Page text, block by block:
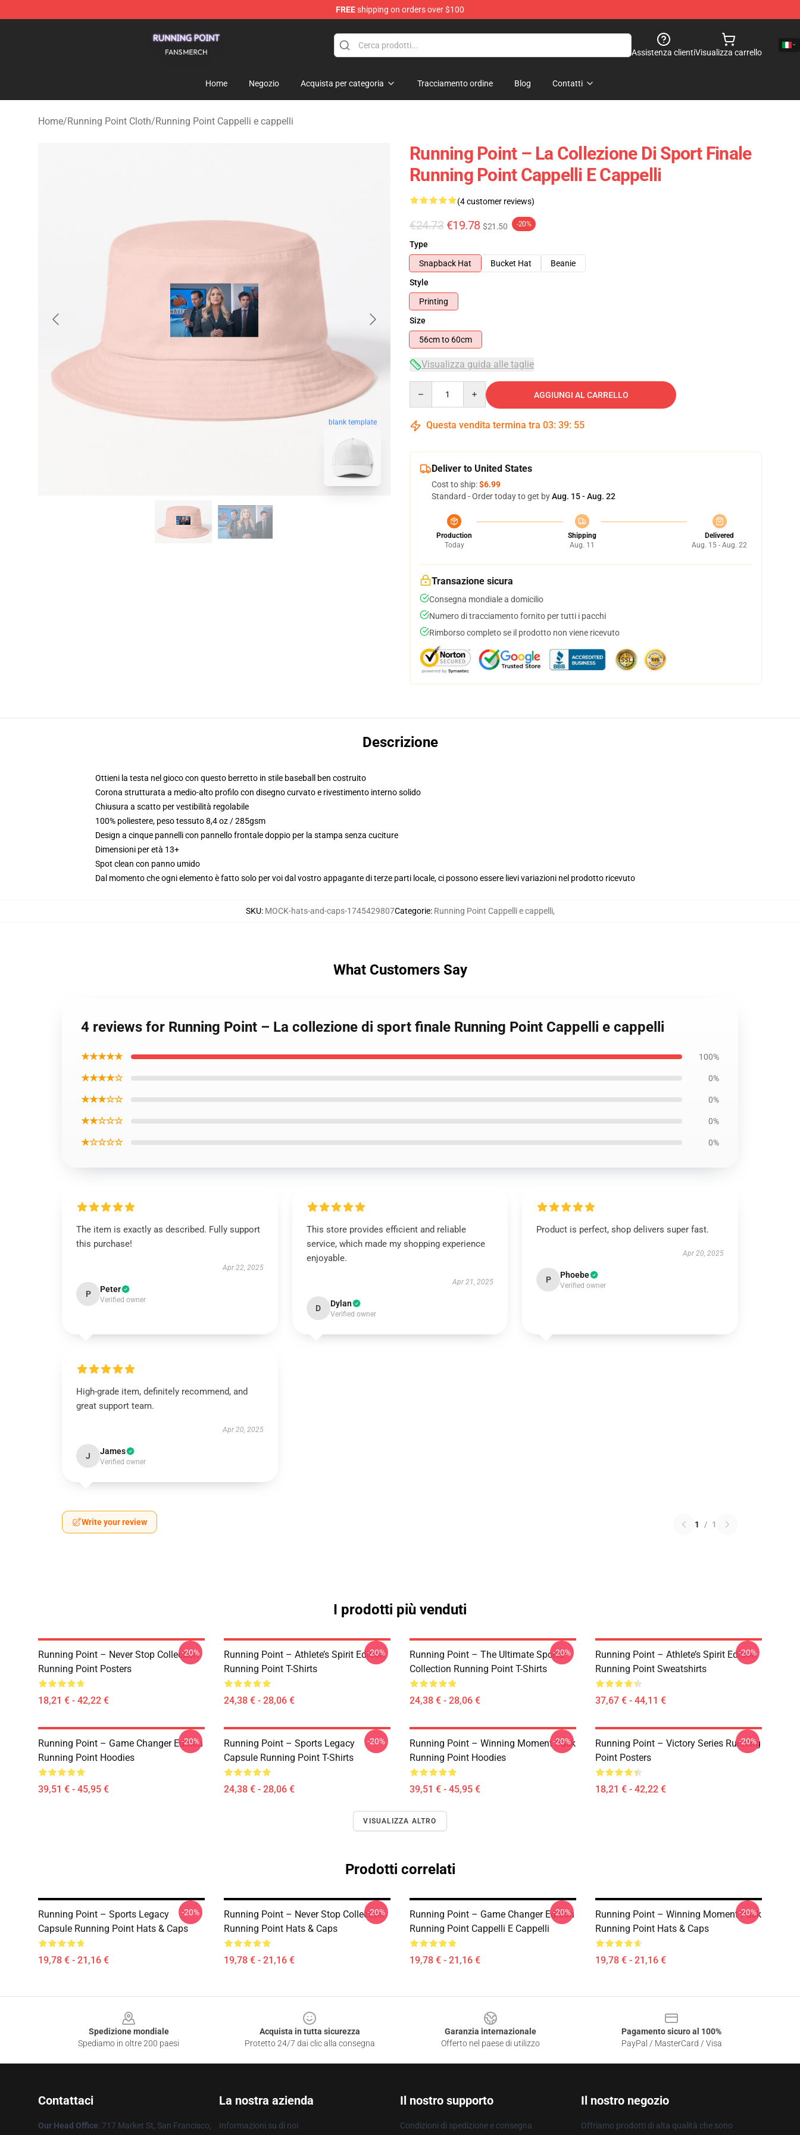
FREEshipping on orders over $100
Assistenza clientiVisualizza carrello
Home Negozio Acquista per categoria Tracciamento ordine Blog Contatti
Home/Running Point Cloth/Running Point Cappelli e cappelli
blank template
Running Point – La Collezione Di Sport Finale
Running Point Cappelli E Cappelli
(4 customer reviews)
€24.73 €19.78 $21.50 -20%
Type
Snapback Hat
Bucket Hat
Beanie
Style
Printing
Size
56cm to 60cm
Visualizza guida alle taglie
AGGIUNGI AL CARRELLO
Questa vendita termina tra 03: 39: 54
Deliver to United States
Cost to ship:$6.99
Standard - Order today to get byAug. 15 - Aug. 22
Production
Today
Shipping
Aug. 11
Delivered
Aug. 15 - Aug. 22
Transazione sicura
Consegna mondiale a domicilio
Numero di tracciamento fornito per tutti i pacchi
Rimborso completo se il prodotto non viene ricevuto
Descrizione
Ottieni la testa nel gioco con questo berretto in stile baseball ben costruito
Corona strutturata a medio-alto profilo con disegno curvato e rivestimento interno solido
Chiusura a scatto per vestibilità regolabile
100% poliestere, peso tessuto 8,4 oz / 285gsm
Design a cinque pannelli con pannello frontale doppio per la stampa senza cuciture
Dimensioni per età 13+
Spot clean con panno umido
Dal momento che ogni elemento è fatto solo per voi dal vostro appagante di terze parti locale, ci possono essere lievi variazioni nel prodotto ricevuto
SKU: MOCK-hats-and-caps-1745429807Categorie: Running Point Cappelli e cappelli,
What Customers Say
4 reviews for Running Point – La collezione di sport finale Running Point Cappelli e cappelli
★★★★★ 100%
★★★★☆ 0%
★★★☆☆ 0%
★★☆☆☆ 0%
★☆☆☆☆ 0%
The item is exactly as described. Fully support
this purchase!
Apr 22, 2025
P Peter
Verified owner
This store provides efficient and reliable
service, which made my shopping experience
enjoyable.
Apr 21, 2025
D Dylan
Verified owner
Product is perfect, shop delivers super fast.
Apr 20, 2025
P Phoebe
Verified owner
High-grade item, definitely recommend, and
great support team.
Apr 20, 2025
J James
Verified owner
Write your review 1 / 1
I prodotti più venduti
Running Point – Never Stop Collection
Running Point Posters
18,21 € - 42,22 €
-20%
Running Point – Athlete’s Spirit Edition
Running Point T-Shirts
24,38 € - 28,06 €
-20%
Running Point – The Ultimate Sports
Collection Running Point T-Shirts
24,38 € - 28,06 €
-20%
Running Point – Athlete’s Spirit Edition
Running Point Sweatshirts
37,67 € - 44,11 €
-20%
Running Point – Game Changer Edition
Running Point Hoodies
39,51 € - 45,95 €
-20%
Running Point – Sports Legacy
Capsule Running Point T-Shirts
24,38 € - 28,06 €
-20%
Running Point – Winning Moment Pack
Running Point Hoodies
39,51 € - 45,95 €
-20%
Running Point – Victory Series Running
Point Posters
18,21 € - 42,22 €
-20%
VISUALIZZA ALTRO
Prodotti correlati
Running Point – Sports Legacy
Capsule Running Point Hats & Caps
19,78 € - 21,16 €
-20%
Running Point – Never Stop Collection
Running Point Hats & Caps
19,78 € - 21,16 €
-20%
Running Point – Game Changer Edition
Running Point Cappelli E Cappelli
19,78 € - 21,16 €
-20%
Running Point – Winning Moment Pack
Running Point Hats & Caps
19,78 € - 21,16 €
-20%
Spedizione mondiale
Spediamo in oltre 200 paesi
Acquista in tutta sicurezza
Protetto 24/7 dai clic alla consegna
Garanzia internazionale
Offerto nel paese di utilizzo
Pagamento sicuro al 100%
PayPal / MasterCard / Visa
Contattaci
Our Head Office: 717 Market St, San Francisco,
La nostra azienda
Informazioni su di noi
Il nostro supporto
Condizioni di spedizione e consegna
Il nostro negozio
Offriamo prodotti di alta qualità che sono